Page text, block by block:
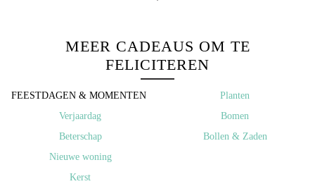
MEER CADEAUS OM TE
FELICITEREN
FEESTDAGEN & MOMENTEN ​
Verjaardag
Beterschap
Nieuwe woning
Kerst
Planten
Bomen
Bollen & Zaden